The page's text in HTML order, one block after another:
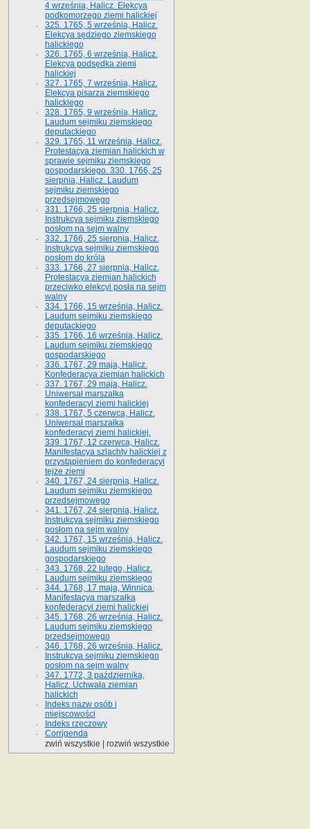
4 września, Halicz. Elekcya
podkomorzego ziemi halickiej
325. 1765, 5 września, Halicz.
Elekcya sędziego ziemskiego
halickiego
326. 1765, 6 września, Halicz.
Elekcya podsędka ziemi
halickiej
327. 1765, 7 września, Halicz.
Elekcya pisarza ziemskiego
halickiego
328. 1765, 9 września, Halicz.
Laudum sejmiku ziemskiego
deputackiego
329. 1765, 11 września, Halicz.
Protestacya ziemian halickich w
sprawie sejmiku ziemskiego
gospodarskiego. 330. 1766, 25
sierpnia, Halicz. Laudum
sejmiku ziemskiego
przedsejmowego
331. 1766, 25 sierpnia, Halicz.
Instrukcya sejmiku ziemskiego
posłom na sejm walny
332. 1766, 25 sierpnia, Halicz.
Instrukcya sejmiku ziemskiego
posłom do króla
333. 1766, 27 sierpnia, Halicz.
Protestacya ziemian halickich
przeciwko elekcyi posła na sejm
walny
334. 1766, 15 września, Halicz.
Laudum sejmiku ziemskiego
deputackiego
335. 1766, 16 września, Halicz.
Laudum sejmiku ziemskiego
gospodarskiego
336. 1767, 29 maja, Halicz.
Konfederacya ziemian halickich
337. 1767, 29 maja, Halicz.
Uniwersał marszałka
konfederacyi ziemi halickiej
338. 1767, 5 czerwca, Halicz.
Uniwersał marszałka
konfederacyi ziemi halickiej.
339. 1767, 12 czerwca, Halicz.
Manifestacya szlachty halickiej z
przystąpieniem do konfederacyi
tejże ziemi
340. 1767, 24 sierpnia, Halicz.
Laudum sejmiku ziemskiego
przedsejmowego
341. 1767, 24 sierpnia, Halicz.
Instrukcya sejmiku ziemskiego
posłom na sejm walny
342. 1767, 15 września, Halicz.
Laudum sejmiku ziemskiego
gospodarskiego
343. 1768, 22 lutego, Halicz.
Laudum sejmiku ziemskiego
344. 1768, 17 maja, Winnica.
Manifestacya marszałka
konfederacyi ziemi halickiej
345. 1768, 26 września, Halicz.
Laudum sejmiku ziemskiego
przedsejmowego
346. 1768, 26 września, Halicz.
Instrukcya sejmiku ziemskiego
posłom na sejm walny
347. 1772, 3 października,
Halicz. Uchwała ziemian
halickich
Indeks nazw osób i
miejscowości
Indeks rzeczowy
Corrigenda
zwiń wszystkie
rozwiń wszystkie